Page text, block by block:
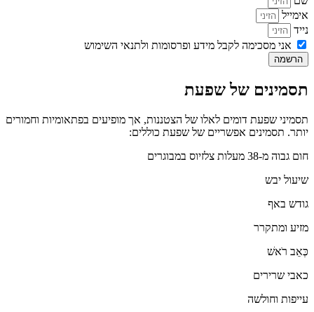
אימייל
נייד
אני מסכימה לקבל מידע ופרסומות ולתנאי השימוש
הרשמה
תסמינים של שפעת
תסמיני שפעת דומים לאלו של הצטננות, אך מופיעים בפתאומיות וחמורים
יותר. תסמינים אפשריים של שפעת כוללים:
חום גבוה מ-38 מעלות צלזיוס במבוגרים
שיעול יבש
גודש באף
מזיע ומתקרר
כְּאֵב רֹאשׁ
כאבי שרירים
עייפות וחולשה